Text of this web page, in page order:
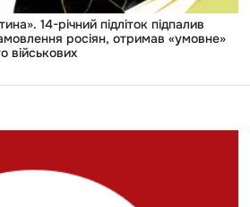
14-річний підліток підпалив
росіян, отримав «умовне»
військових